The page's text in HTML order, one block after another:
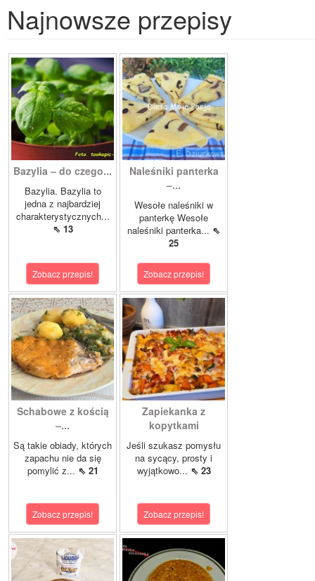
Najnowsze przepisy
Bazylia – do czego...
Bazylia. Bazylia to
jedna z najbardziej
charakterystycznych...
⇖ 13
Zobacz przepis!
Naleśniki panterka
–...
Wesołe naleśniki w
panterkę Wesołe
naleśniki panterka... ⇖
25
Zobacz przepis!
Schabowe z kością
–...
Są takie obiady, których
zapachu nie da się
pomylić z... ⇖ 21
Zobacz przepis!
Zapiekanka z
kopytkami
Jeśli szukasz pomysłu
na sycący, prosty i
wyjątkowo... ⇖ 23
Zobacz przepis!